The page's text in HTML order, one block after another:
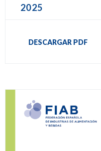
2025
DESCARGAR PDF